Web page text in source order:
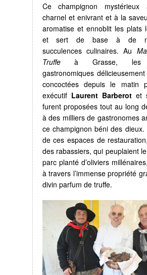
Ce champignon mystérieux
charnel et enivrant et à la
aromatise et ennoblit les plats
et sert de base à de
succulences culinaires. Au
Truffeà Grasse, les
gastronomiques
concoctées depuis le matin
exécutifLaurent Barberotet
furent proposées tout au long
à des milliers de gastronomes
ce champignon béni des
de ces espaces de
des rabassiers, qui peuplaient
parc planté d’oliviers
à travers l’immense propriété
divin parfum de truffe.